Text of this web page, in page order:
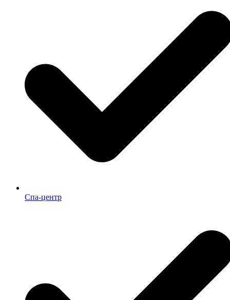
Спа-центр